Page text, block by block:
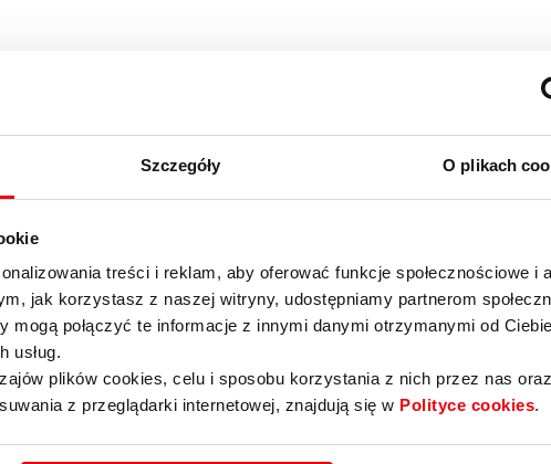
Szczegóły O plikach
treści i reklam, aby oferować funkcje społecznościowe i
jak korzystasz z naszej witryny, udostępniamy partnerom
mogą połączyć te informacje z innymi danymi otrzymanymi od
usług.
plików cookies, celu i sposobu korzystania z nich przez nas
z przeglądarki internetowej, znajdują się w Polityce cookies.
konkurencyjnej do neostrady usługi
Usługa Multimo dostępna jest
22 stref numeracyjnych. W pozostałych
kwartału.
ujawni markę, pod którą
już natomiast, że usługi będą dostępne
z Urzędem Komunikacji Elektronicznej
— pojawił się równie szybko, jak znikł.
szefowa UKE.